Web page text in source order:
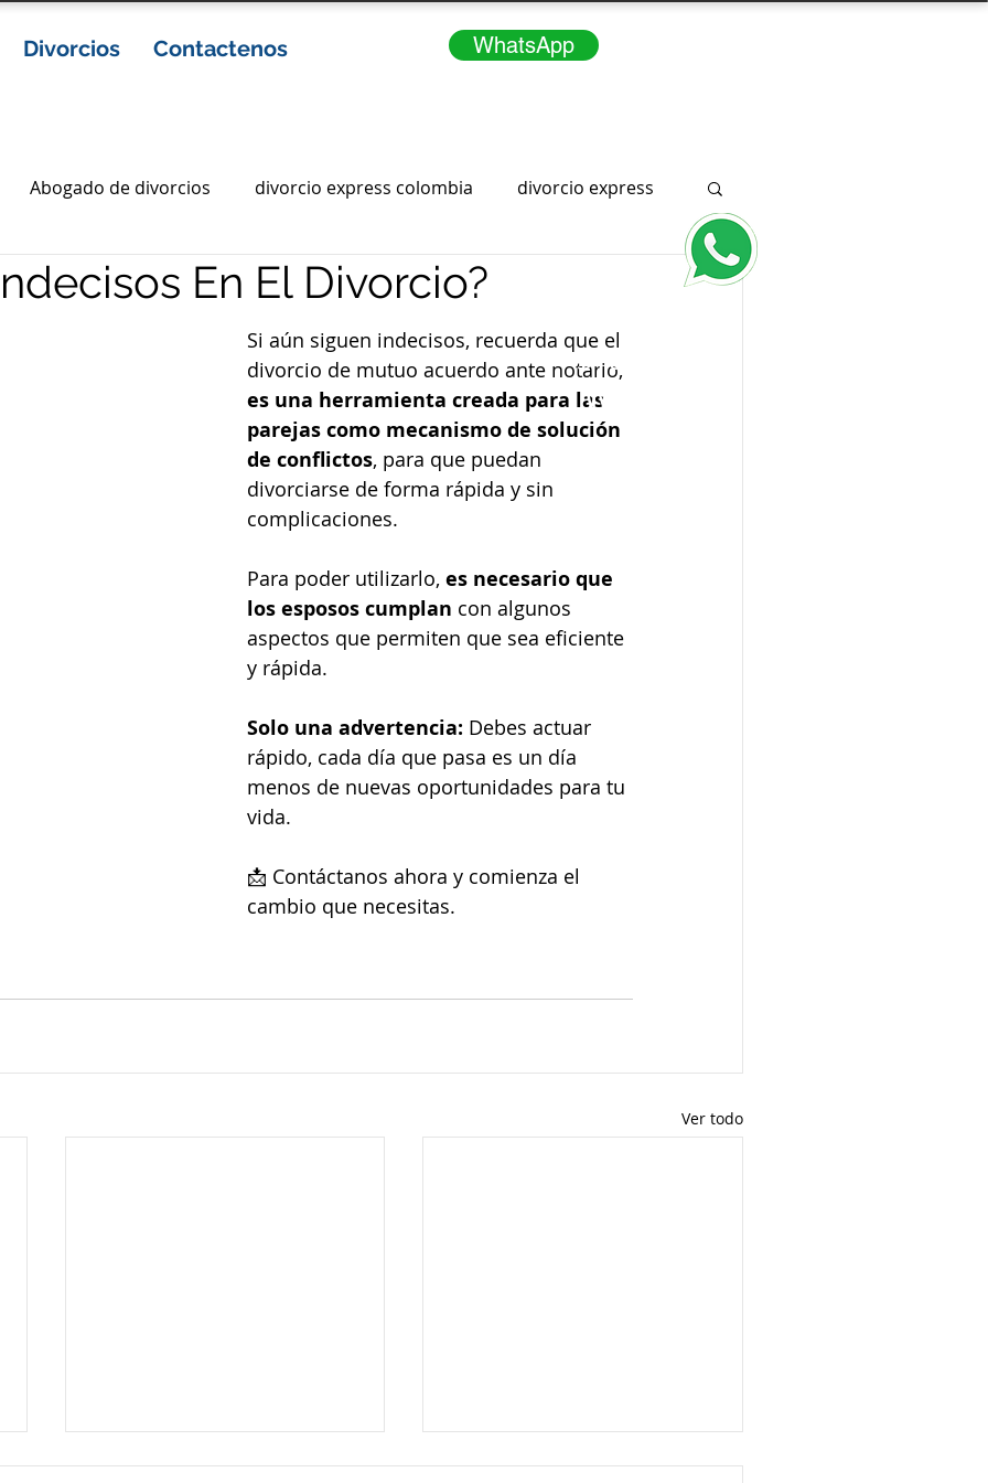
3166291415
WhatsApp
Divorcios Contactenos WhatsApp
Abogado de divorcios divorcio express colombia divorcio express
abogados de divorcio en colombia Gananciales
divorcio express en colombia
abogados bogota
Liquidación de Sociedad Conyugal Valores de un divorcio
necesito divorciarme desde exterior
Tramite De Divorcio Ante Notario
divorcio ante notario sin bienes divorcio ante notario
En El Divorcio?
Si aún siguen indecisos, recuerda que el
divorcio de mutuo acuerdo ante notario,
es una herramienta creada para las
parejas como mecanismo de solución
de conflictos, para que puedan
divorciarse de forma rápida y sin
complicaciones.
Para poder utilizarlo, es necesario que
los esposos cumplan con algunos
aspectos que permiten que sea eficiente
y rápida.
Solo una advertencia: Debes actuar
rápido, cada día que pasa es un día
menos de nuevas oportunidades para tu
vida.
📩 Contáctanos ahora y comienza el
cambio que necesitas.
Ver todo